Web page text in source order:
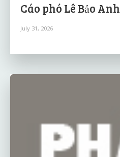
Cáo phó Lê Bảo Anh
July 31, 2026